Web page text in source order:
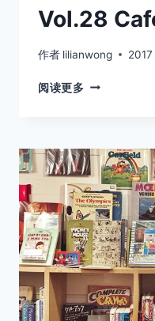
Vol.28
作者 lilianwong
阅读更多 步
——
何
日
再
逢
君
VOL.28